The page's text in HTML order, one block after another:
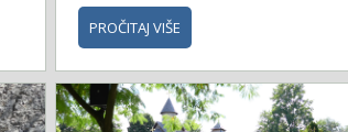
PROČITAJ VIŠE